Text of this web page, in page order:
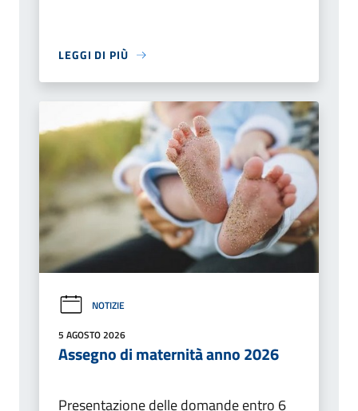
LEGGI DI PIÙ
NOTIZIE
5 AGOSTO 2026
Assegno di maternità anno 2026
Presentazione delle domande entro 6